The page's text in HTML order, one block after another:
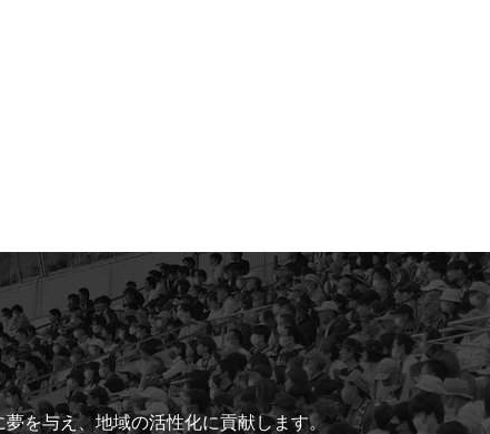
を与え、地域の活性化に貢献します。